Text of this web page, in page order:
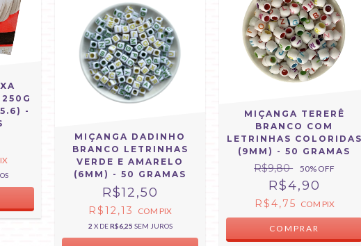
-
MIÇANGA DADINHO
BRANCO LETRINHAS
VERDE E AMARELO
(6MM) - 50 GRAMAS
R$12,50
R$12,13 COM PIX
2 X DER$6,25 SEM JUROS
MIÇANGA TERERÊ
BRANCO COM
LETRINHAS COLORIDAS
(9MM) - 50 GRAMAS
R$9,80 50% OFF
R$4,90
R$4,75 COM PIX